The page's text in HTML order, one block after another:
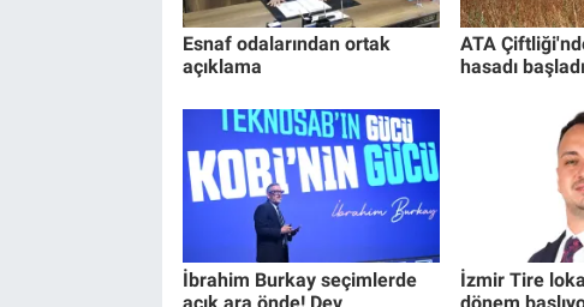
Esnaf odalarından ortak
açıklama
ATA
hasadı başladı
İbrahim Burkay seçimlerde
açık ara önde! Dev
İzmir Tire
dönem